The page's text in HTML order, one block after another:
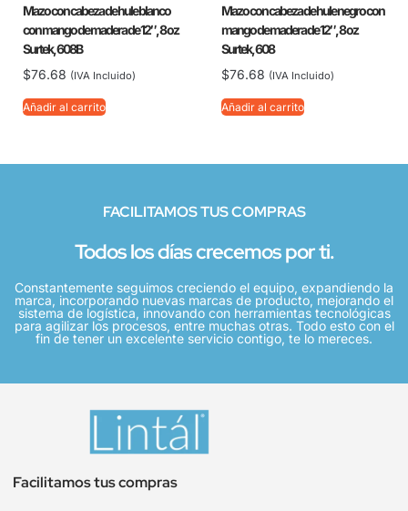
Mazo con cabeza de hule blanco
con mango de madera de 12″, 8 oz
Surtek, 608B
$76.68 (IVA Incluido)
Añadir al carrito
Mazo con cabeza de hule negro con
mango de madera de 12″, 8 oz
Surtek, 608
$76.68 (IVA Incluido)
Añadir al carrito
FACILITAMOS TUS COMPRAS
Todos los días crecemos por ti.
Constantemente seguimos creciendo el equipo, expandiendo la
marca, incorporando nuevas marcas de producto, mejorando el
sistema de logística, innovando con herramientas tecnológicas
para agilizar los procesos, entre muchas otras. Todo esto con el
fin de tener un excelente servicio contigo, te lo mereces.
Facilitamos tus compras